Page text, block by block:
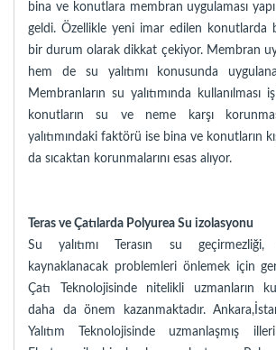
bina ve konutlara membran uygulaması
geldi. Özellikle yeni imar edilen konutlarda
bir durum olarak dikkat çekiyor. Membran
hem de su yalıtımı konusunda
Membranların su yalıtımında
konutların su ve neme karşı
yalıtımındaki faktörü ise bina ve konutların
da sıcaktan korunmalarını esas alıyor.
Teras ve Çatılarda Polyurea Su izolasyonu
Su yalıtımı Terasın su
kaynaklanacak problemleri önlemek için
Çatı Teknolojisinde nitelikli uzmanların
daha da önem kazanmaktadır.
Yalıtım Teknolojisinde uzmanlaşmış